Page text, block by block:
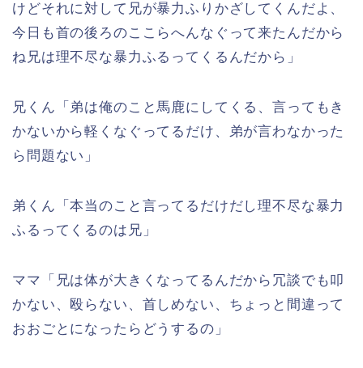
けどそれに対して兄が暴力ふりかざしてくんだよ、
今日も首の後ろのここらへんなぐって来たんだから
ね兄は理不尽な暴力ふるってくるんだから」
兄くん「弟は俺のこと馬鹿にしてくる、言ってもき
かないから軽くなぐってるだけ、弟が言わなかった
ら問題ない」
弟くん「本当のこと言ってるだけだし理不尽な暴力
ふるってくるのは兄」
ママ「兄は体が大きくなってるんだから冗談でも叩
かない、殴らない、首しめない、ちょっと間違って
おおごとになったらどうするの」